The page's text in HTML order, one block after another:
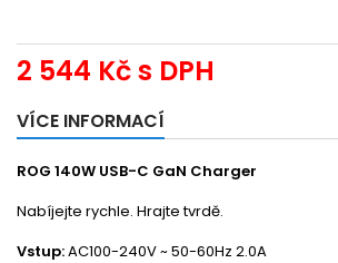
2 544 Kčs DPH
VÍCE INFORMACÍ
ROG 140W USB-C GaN Charger
Nabíjejte rychle. Hrajte tvrdě.
Vstup:AC100-240V ~ 50-60Hz 2.0A